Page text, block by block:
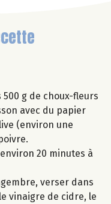
g de choux-fleurs
avec du papier
(environ une
20 minutes à
verser dans
vinaigre de cidre, le